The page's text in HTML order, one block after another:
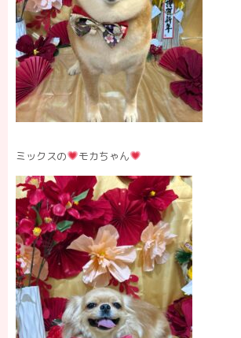
ミックスの モカちゃん